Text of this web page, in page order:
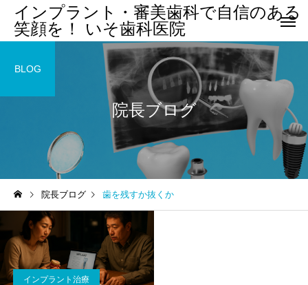
インプラント・審美歯科で自信のある
笑顔を！ いそ歯科医院
院長ブログ
BLOG
院長ブログ 歯を残すか抜くか
インプラント治療